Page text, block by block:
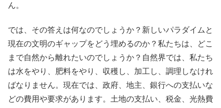
ん。
では、その答えは何なのでしょうか？新しいパラダイムと
現在の文明のギャップをどう埋めるのか？私たちは、どこ
まで自然から離れたいのでしょうか？自然界では、私たち
は水をやり、肥料をやり、収穫し、加工し、調理しなけれ
ばなりません。現在では、政府、地主、銀行への支払いな
どの費用や要求があります。土地の支払い、税金、光熱費